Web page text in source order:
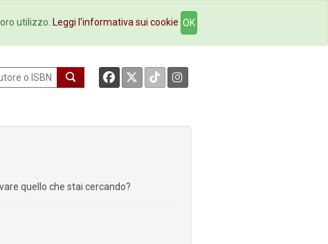
Ebookstore Contatti
quello che stai cercando?
utilizzo. Leggi l'informativa sui cookie OK